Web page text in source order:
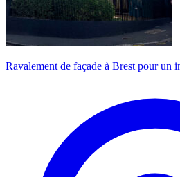
Ravalement de façade à Brest pour un